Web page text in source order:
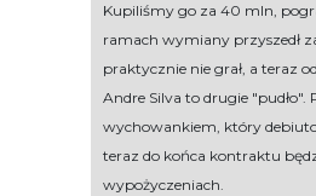
Kupiliśmy go za 40 mln,
ramach wymiany przyszedł
praktycznie nie grał, a teraz
Andre Silva to drugie "pudło".
wychowankiem, który
teraz do końca kontraktu
wypożyczeniach.